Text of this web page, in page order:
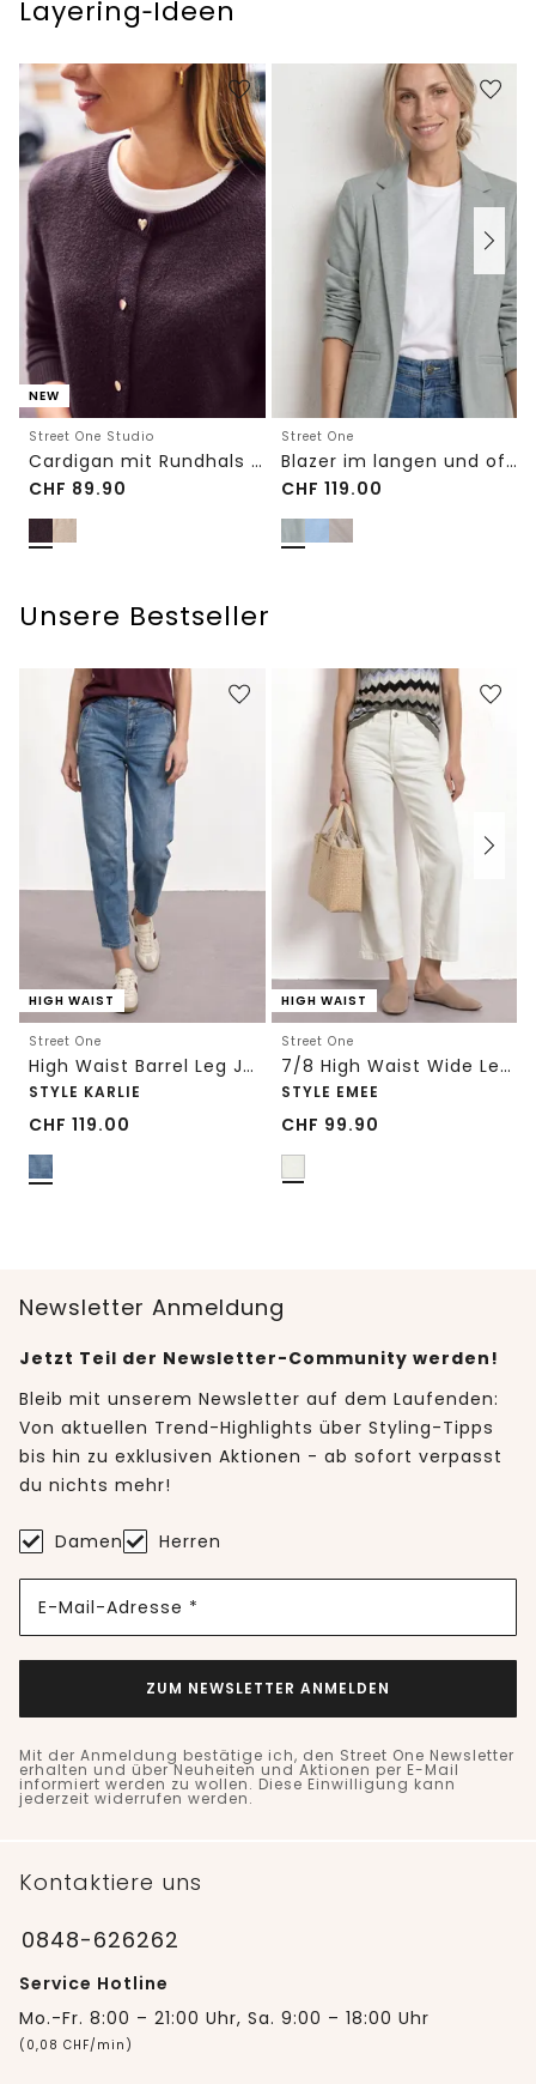
Layering‑Ideen
NEW
Street One Studio
Cardigan mit Rundhals und Knöpfen
CHF 89.90
Street One
Blazer im langen und offenen Schnitt
CHF 119.00
Unsere Bestseller
HIGH WAIST
Street One
High Waist Barrel Leg Jeans im Loose Fit
STYLE KARLIE
CHF 119.00
HIGH WAIST
Street One
7/8 High Waist Wide Leg Jeans im Loose Fit
STYLE EMEE
CHF 99.90
Newsletter Anmeldung
Jetzt Teil der Newsletter-Community werden!
Bleib mit unserem Newsletter auf dem Laufenden:
Von aktuellen Trend-Highlights über Styling-Tipps
bis hin zu exklusiven Aktionen - ab sofort verpasst
du nichts mehr!
Damen Herren
E-Mail-Adresse *
ZUM NEWSLETTER ANMELDEN
Mit der Anmeldung bestätige ich, den Street One Newsletter
erhalten und über Neuheiten und Aktionen per E-Mail
informiert werden zu wollen. Diese Einwilligung kann
jederzeit widerrufen werden.
Kontaktiere uns
0848-626262
Service Hotline
Mo.-Fr. 8:00 – 21:00 Uhr, Sa. 9:00 – 18:00 Uhr
(0,08 CHF/min)